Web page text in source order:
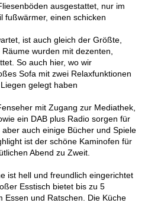
ausgestattet, nur im
fußwärmer, einen schicken
ist auch gleich der Größte,
wurden mit dezenten,
So auch hier, wo wir
Sofa mit zwei Relaxfunktionen
gelegt haben
mit Zugang zur Mediathek,
ein DAB plus Radio sorgen für
auch einige Bücher und Spiele
ist der schöne Kaminofen für
Abend zu Zweit.
ist hell und freundlich eingerichtet
Esstisch bietet bis zu 5
Essen und Ratschen. Die Küche